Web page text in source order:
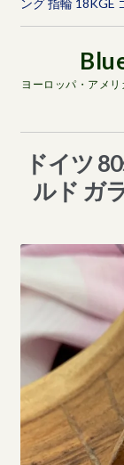
ング 指輪 18KGE
ヨーロッパ・アメ
ドイツ
ルド ガ